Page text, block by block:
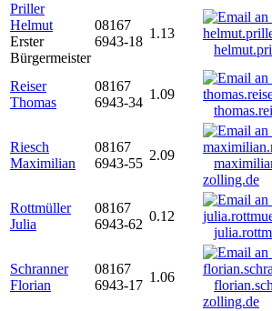
Priller
Helmut
Erster
Bürgermeister
08167
6943-18
1.13
Reiser
Thomas
08167
6943-34
1.09
Riesch
Maximilian
08167
6943-55
2.09
zolling.de
Rottmüller
Julia
08167
6943-62
0.12
Schranner
Florian
08167
6943-17
1.06
zolling.de